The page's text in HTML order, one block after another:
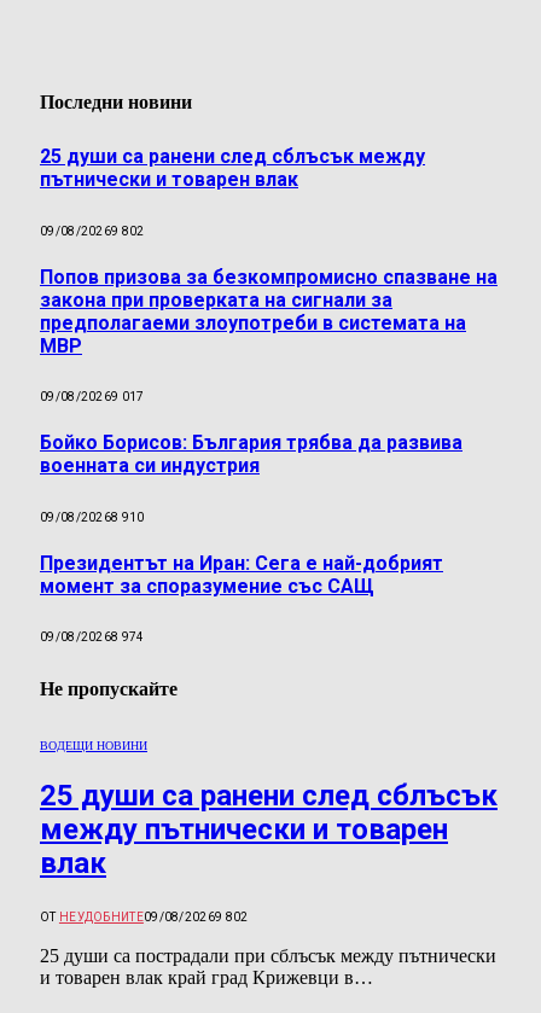
Последни новини
25 души са ранени след сблъсък между
пътнически и товарен влак
09/08/20269 802
Попов призова за безкомпромисно спазване на
закона при проверката на сигнали за
предполагаеми злоупотреби в системата на
МВР
09/08/20269 017
Бойко Борисов: България трябва да развива
военната си индустрия
09/08/20268 910
Президентът на Иран: Сега е най-добрият
момент за споразумение със САЩ
09/08/20268 974
Не пропускайте
ВОДЕЩИ НОВИНИ
25 души са ранени след сблъсък
между пътнически и товарен
влак
ОТ НЕУДОБНИТЕ09/08/20269 802
25 души са пострадали при сблъсък между пътнически
и товарен влак край град Крижевци в…